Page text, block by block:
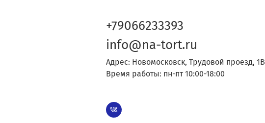
+79066233393
info@na-tort.ru
Адрес: Новомосковск, Трудовой проезд, 1В
Время работы: пн-пт 10:00-18:00